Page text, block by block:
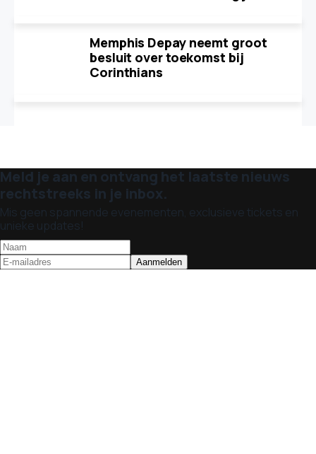
Memphis Depay neemt groot
besluit over toekomst bij
Corinthians
Meld je aan en ontvang het laatste nieuws
rechtstreeks in je inbox.
Mis geen spannende evenementen, exclusieve tickets en
unieke updates!